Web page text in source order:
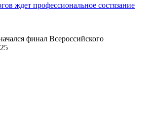
ждет профессиональное состязание
финал Всероссийского